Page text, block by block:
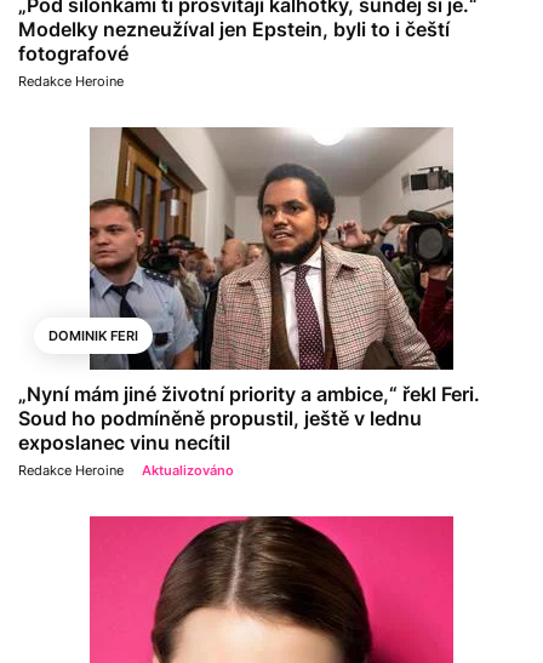
Modelky nezneužíval jen Epstein, byli to i čeští
fotografové
Redakce Heroine
DOMINIK FERI
„Nyní mám jiné životní priority a ambice,“ řekl Feri.
Soud ho podmíněně propustil, ještě v lednu
exposlanec vinu necítil
Redakce Heroine Aktualizováno